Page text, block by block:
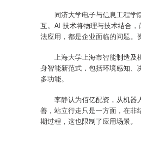
同济大学电子与信息工程学
互。AI 技术将物理与技术结合
法应用，都是企业面临的问题。
上海大学上海市智能制造及
身智能新范式，包括环境感知、
多功能。
李静认为佰亿配资，从机器
善，站立行走只是一方面，在非
期过程，这也限制了应用场景。